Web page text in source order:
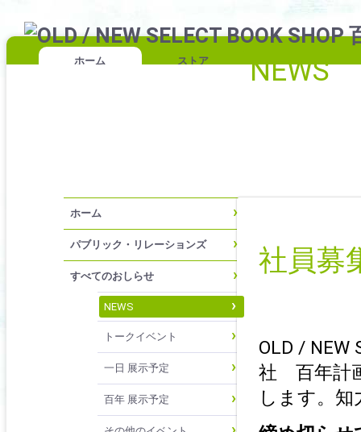
ホーム ストア NEWS
ホーム
パブリック・リレーションズ
すべてのおしらせ
NEWS
トークイベント
一日 展示予定
百年 展示予定
社員募
OLD /
社 百年計
します。